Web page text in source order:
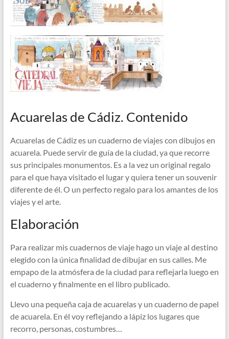
Acuarelas de Cádiz. Contenido
Acuarelas de Cádiz es un cuaderno de viajes con dibujos en
acuarela. Puede servir de guía de la ciudad, ya que recorre
sus principales monumentos. Es a la vez un original regalo
para el que haya visitado el lugar y quiera tener un souvenir
diferente de él. O un perfecto regalo para los amantes de los
viajes y el arte.
Elaboración
Para realizar mis cuadernos de viaje hago un viaje al destino
elegido con la única finalidad de dibujar en sus calles. Me
empapo de la atmósfera de la ciudad para reflejarla luego en
el cuaderno y finalmente en el libro publicado.
Llevo una pequeña caja de acuarelas y un cuaderno de papel
de acuarela. En él voy reflejando a lápiz los lugares que
recorro, personas, costumbres…